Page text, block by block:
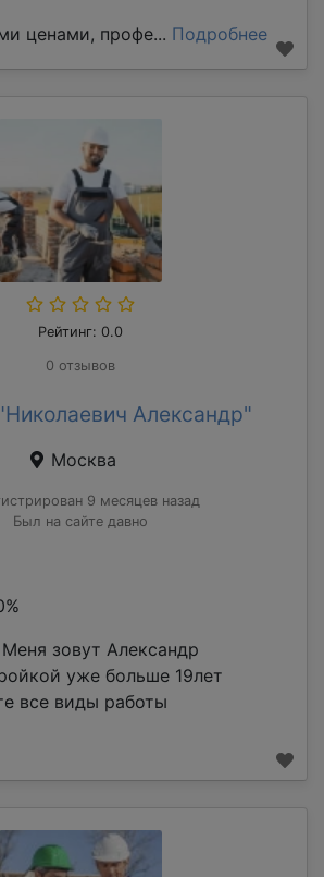
ценами, профе... Подробнее
Рейтинг: 0.0
0 отзывов
Александр"
Москва
9 месяцев назад
Был на сайте давно
зовут Александр
уже больше 19лет
все виды работы